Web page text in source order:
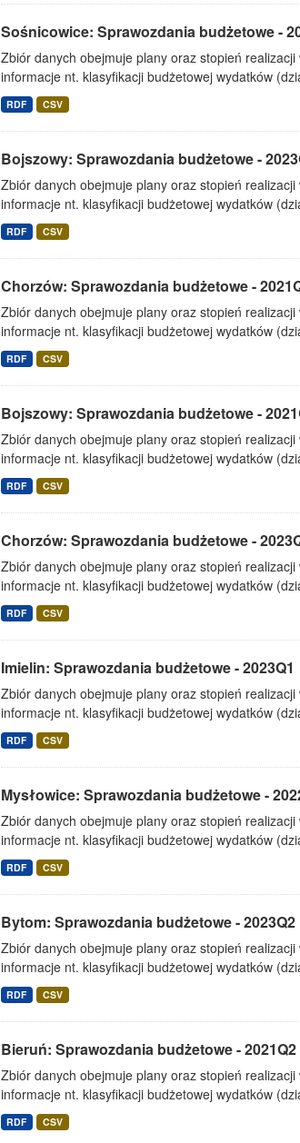
Sośnicowice: Sprawozdania budżetowe -
Zbiór danych obejmuje plany oraz stopień
informacje nt. klasyfikacji budżetowej wydatków
RDF CSV
Bojszowy: Sprawozdania budżetowe -
Zbiór danych obejmuje plany oraz stopień
informacje nt. klasyfikacji budżetowej wydatków
RDF CSV
Chorzów: Sprawozdania budżetowe -
Zbiór danych obejmuje plany oraz stopień
informacje nt. klasyfikacji budżetowej wydatków
RDF CSV
Bojszowy: Sprawozdania budżetowe -
Zbiór danych obejmuje plany oraz stopień
informacje nt. klasyfikacji budżetowej wydatków
RDF CSV
Chorzów: Sprawozdania budżetowe -
Zbiór danych obejmuje plany oraz stopień
informacje nt. klasyfikacji budżetowej wydatków
RDF CSV
Imielin: Sprawozdania budżetowe - 2023Q1
Zbiór danych obejmuje plany oraz stopień
informacje nt. klasyfikacji budżetowej wydatków
RDF CSV
Mysłowice: Sprawozdania budżetowe -
Zbiór danych obejmuje plany oraz stopień
informacje nt. klasyfikacji budżetowej wydatków
RDF CSV
Bytom: Sprawozdania budżetowe - 2023Q2
Zbiór danych obejmuje plany oraz stopień
informacje nt. klasyfikacji budżetowej wydatków
RDF CSV
Bieruń: Sprawozdania budżetowe - 2021Q2
Zbiór danych obejmuje plany oraz stopień
informacje nt. klasyfikacji budżetowej wydatków
RDF CSV